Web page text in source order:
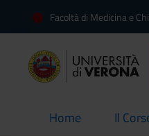
Facoltà di Medicina e
Home
current Il